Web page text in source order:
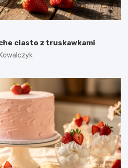
ciasto z truskawkami